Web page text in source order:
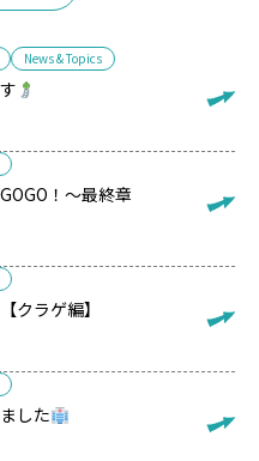
News & Topics
！～最終章
クラゲ編】
した